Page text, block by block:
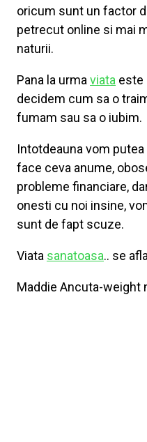
oricum sunt un factor
petrecut online si mai
naturii.
Pana la urma viata este
decidem cum sa o
fumam sau sa o iubim.
Intotdeauna vom
face ceva anume,
probleme financiare,
onesti cu noi insine,
sunt de fapt scuze.
Viata sanatoasa.. se
Maddie Ancuta-